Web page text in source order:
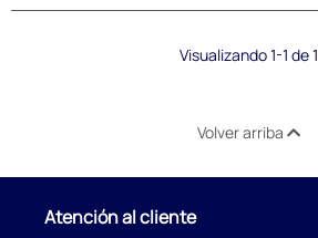
Visualizando 1-1 de 1
Volver arriba
Atención al cliente